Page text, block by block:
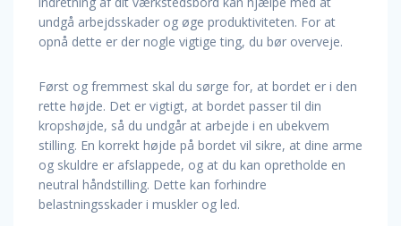
undgå arbejdsskader og øge produktiviteten. For at
opnå dette er der nogle vigtige ting, du bør overveje.
Først og fremmest skal du sørge for, at bordet er i den
rette højde. Det er vigtigt, at bordet passer til din
kropshøjde, så du undgår at arbejde i en ubekvem
stilling. En korrekt højde på bordet vil sikre, at dine arme
og skuldre er afslappede, og at du kan opretholde en
neutral håndstilling. Dette kan forhindre
belastningsskader i muskler og led.